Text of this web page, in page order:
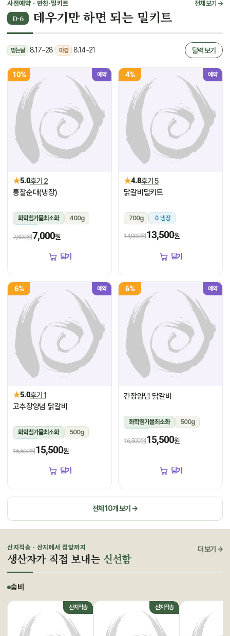
사전예약 · 반찬·밀키트 전체 보기 →
D-6 데우기만 하면 되는 밀키트
받는날 8.17~28· 마감 8.14~21 달력 보기
10% 예약
★5.0후기 2
통찰순대(냉장)
화학첨가물최소화
400g
냉장
7,800원7,000원
담기
4% 예약
★4.8후기 5
닭갈비밀키트
700g 냉장
14,000원13,500원
담기
6% 예약
★5.0후기 1
고추장양념 닭갈비
화학첨가물최소화
500g
16,500원15,500원
담기
6% 예약
간장양념 닭갈비
화학첨가물최소화
500g
16,500원15,500원
담기
전체 10개 보기 →
산지직송 · 산지에서 집앞까지
생산자가 직접 보내는 신선함
더 보기 →
숨비
산지직송 산지직송